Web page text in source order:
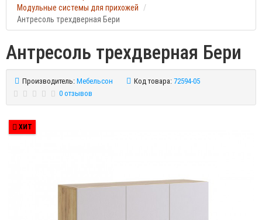
Модульные системы для прихожей
Антресоль трехдверная Бери
Антресоль трехдверная Бери
Производитель: Мебельсон Код товара: 72594-05
0 отзывов
ХИТ